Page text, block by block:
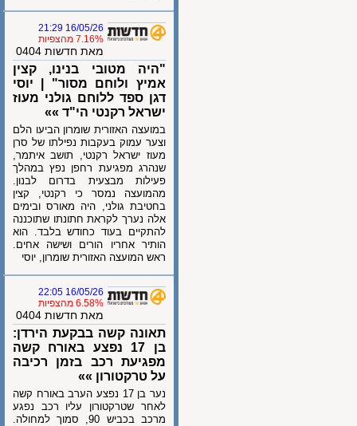
16/05/26 21:29
7.16% מהצפיות
מאת חדשות 0404
"היה מטובי בנינו, קצין
אמיץ ולוחם מסור" | יוסי
דגן ספד ללוחם גולני מעוז
ישראל רקנטי הי"ד »»
במועצה האזורית שומרון הביעו הלם
וצער עמוק בעקבות נפילתו של סרן
מעוז ישראל רקנטי, תושב איתמר,
שנהרג מפגיעת רחפן נפץ במהלך
פעילות מבצעית בדרום לבנון.
מהמועצה נמסר כי רקנטי, קצין
בחטיבת גולני, היה מאורס ובימים
אלה נערך לקראת חתונתו שתוכננה
להתקיים בעוד כחודש בלבד. הוא
הותיר אחריו הורים ושישה אחים.
ראש המועצה האזורית שומרון, יוסי
16/05/26 22:05
6.58% מהצפיות
מאת חדשות 0404
תאונה קשה בבקעת הירדן:
בן 17 נפצע באורח קשה
מפגיעת רכב בזמן רכיבה
על טרקטורון »»
נער בן 17 נפצע הערב באורח קשה
לאחר שטרקטורון עליו רכב נפגע
מרכב בכביש 90, סמוך למחולה.